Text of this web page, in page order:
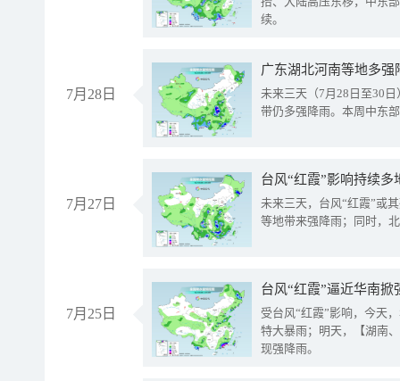
续。
7月28日
广东湖北河南等地多
未来三天（7月28日至30
带仍多强降雨。本周中东
7月27日
台风“红霞”影响持续
未来三天，台风“红霞”或
等地带来强降雨；同时，
7月25日
台风“红霞”逼近华南
受台风“红霞”影响，今天
特大暴雨；明天，【湖南
现强降雨。